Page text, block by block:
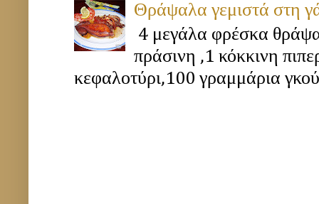
Θράψαλα γεμιστά στη
4 μεγάλα φρέσκα
πράσινη ,1 κόκκινη
κεφαλοτύρι,100 γραμμάρια